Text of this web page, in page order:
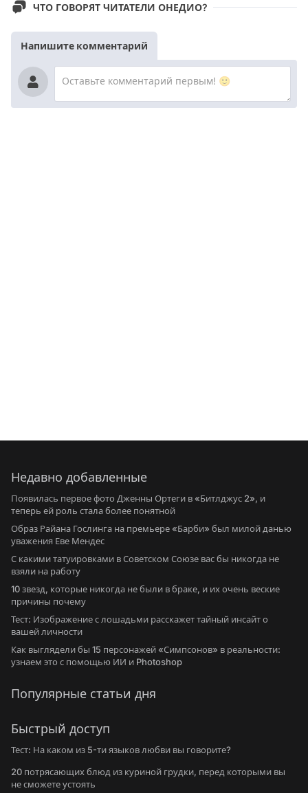
ЧТО ГОВОРЯТ ЧИТАТЕЛИ ОНЕДИО?
Напишите комментарий
Недавно добавленные
Появилась первое фото Дженны Ортеги в «Битлджус 2», и
теперь ей роль стала более понятной
Образ Райана Гослинга на премьере «Барби» был милой данью
уважения Еве Мендес
С какими татуировками в Советском Союзе вас бы никогда не
взяли на работу
10 звезд, которые никогда не были в браке, и их очень веские
причины почему
Тест: Изображение с лошадьми расскажет тайный инсайт о
вашей личности
Как выглядели бы 15 персонажей «Симпсонов» в реальности:
узнаем это с помощью ИИ и Photoshop
Популярные статьи дня
Быстрый доступ
Тест: На каком из 5-ти языков любви вы говорите?
20 потрясающих блюд из куриной грудки, перед которыми вы
не сможете устоять